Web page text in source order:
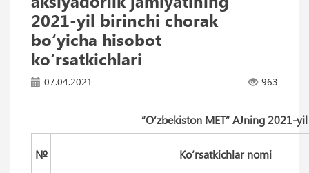
2021-yil birinchi chorak
bo‘yicha hisobot
ko‘rsatkichlari
07.04.2021 963
“O‘zbekiston MET” AJning 2021-
№ Ko‘rsatkichlar nomi